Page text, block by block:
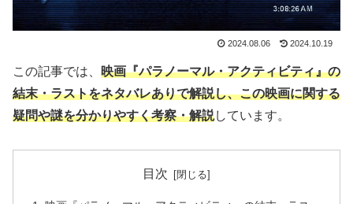
2024.08.06 2024.10.19
この記事では、 映画『パラノーマル・アクティビティ』の
結末・ラストをネタバレありで解説し、この映画に関する
疑問や謎を分かりやすく考察・解説しています。
目次